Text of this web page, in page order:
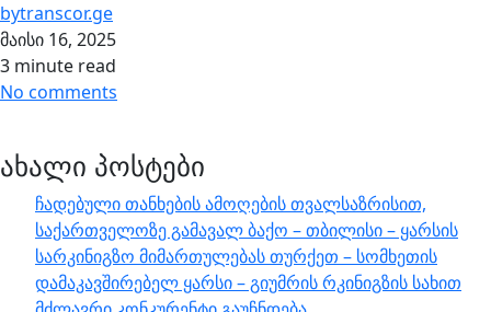
bytranscor.ge
მაისი 16, 2025
3 minute read
No comments
ახალი პოსტები
ჩადებული თანხების ამოღების თვალსაზრისით,
საქართველოზე გამავალ ბაქო – თბილისი – ყარსის
სარკინიგზო მიმართულებას თურქეთ – სომხეთის
დამაკავშირებელ ყარსი – გიუმრის რკინიგზის სახით